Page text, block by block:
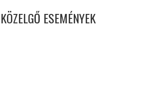
KÖZELGŐ ESEMÉNYEK